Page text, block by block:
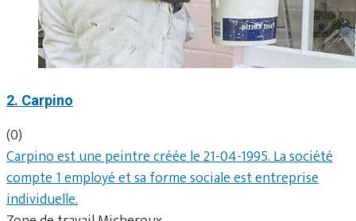
2. Carpino
(0)
Carpino est une peintre créée le 21-04-1995. La société
compte 1 employé et sa forme sociale est entreprise
individuelle.